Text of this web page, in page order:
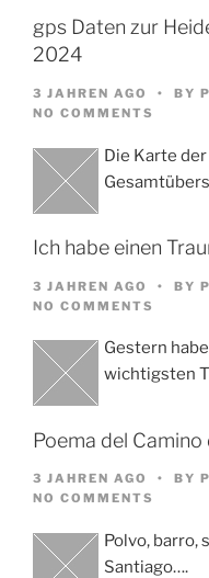
gps Daten zur
2024
3 JAHREN AGO BY
NO COMMENTS
Die Karte
Ich habe einen
3 JAHREN AGO BY
NO COMMENTS
Gestern
wichtigsten
Poema del Camino
3 JAHREN AGO BY
NO COMMENTS
Polvo, barro,
Santiago….